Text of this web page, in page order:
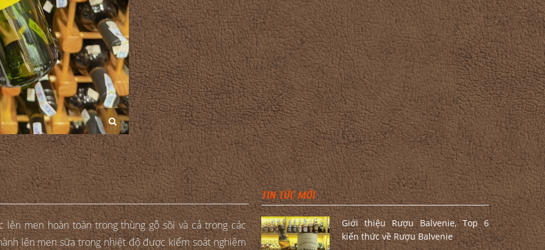
lên men hoàn toàn trong thùng gỗ sồi và cả trong các
lên men sữa trong nhiệt độ được kiểm soát nghiêm
TIN TỨC MỚI
Giới thiệu Rượu Balvenie, Top 6
kiến thức về Rượu Balvenie